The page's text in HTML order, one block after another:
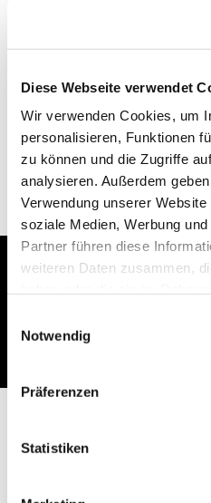
Diese Webseite verwendet
Wir verwenden Cookies, um
personalisieren, Funktionen
zu können und die Zugriffe
analysieren. Außerdem
Verwendung unserer
soziale Medien, Werbung
Partner führen diese
weiteren Daten zusammen,
Notwendig
Präferenzen
Statistiken
Dies